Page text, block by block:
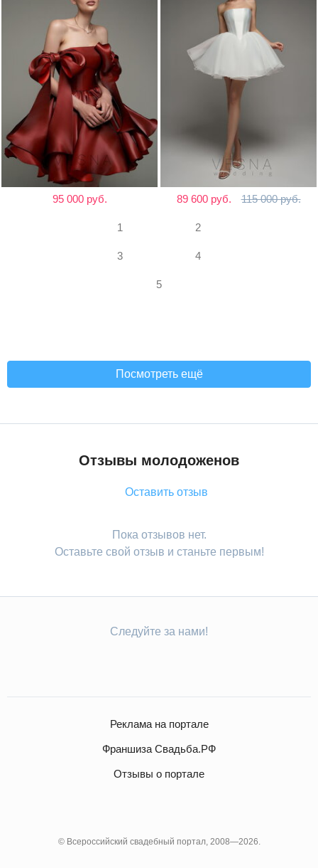
95 000 руб. 89 600 руб. 115 000 руб.
1 2
3 4
5
Посмотреть ещё
Отзывы молодоженов
Оставить отзыв
Пока отзывов нет.
Оставьте свой отзыв и станьте первым!
Следуйте за нами!
Реклама на портале
Франшиза Свадьба.РФ
Отзывы о портале
© Всероссийский свадебный портал, 2008—2026.